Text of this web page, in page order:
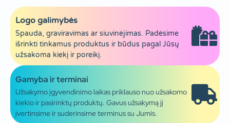
Logo galimybės
Spauda, graviravimas ar siuvinėjimas. Padėsime
išrinkti tinkamus produktus ir būdus pagal Jūsų
užsakoma kiekį ir poreikį.
Gamyba ir terminai
Užsakymo įgyvendinimo laikas priklauso nuo užsakomo
kiekio ir pasirinktų produktų. Gavus užsakymą jį
įvertinsime ir suderinsime terminus su Jumis.